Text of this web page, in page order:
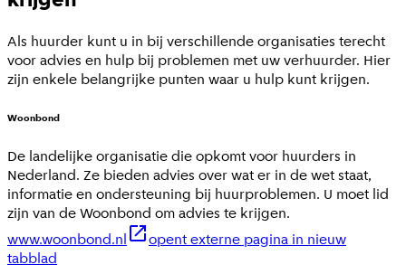
Als huurder kunt u in bij verschillende organisaties terecht
voor advies en hulp bij problemen met uw verhuurder. Hier
zijn enkele belangrijke punten waar u hulp kunt krijgen.
Woonbond
De landelijke organisatie die opkomt voor huurders in
Nederland. Ze bieden advies over wat er in de wet staat,
informatie en ondersteuning bij huurproblemen. U moet lid
zijn van de Woonbond om advies te krijgen.
www.woonbond.nl
opent externe pagina in nieuw
tabblad